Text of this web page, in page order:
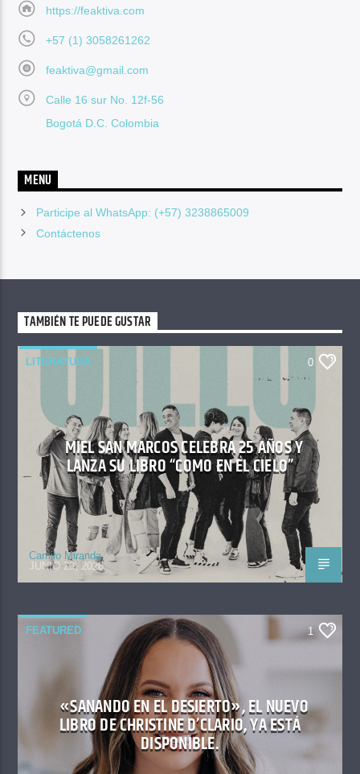
https://feaktiva.com
+57 (1) 3058261262
feaktiva@gmail.com
Calle 16 sur No. 12f-56
Bogotá D.C. Colombia
MENU
Participe al WhatsApp: (+57) 3238865009
Contáctenos
TAMBIÉN TE PUEDE GUSTAR
LITERATURA 0
MIEL SAN MARCOS CELEBRA 25 AÑOS Y
LANZA SU LIBRO “COMO EN EL CIELO”
Camilo Miranda
JUNIO 23, 2026
FEATURED 1
«SANANDO EN EL DESIERTO», EL NUEVO
LIBRO DE CHRISTINE D’CLARIO, YA ESTÁ
DISPONIBLE.